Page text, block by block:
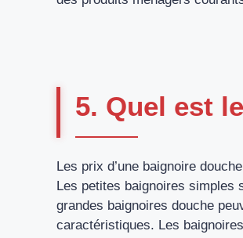
5. Quel est
Les prix d’une baignoire
Les petites baignoires simples
grandes baignoires douche
caractéristiques. Les